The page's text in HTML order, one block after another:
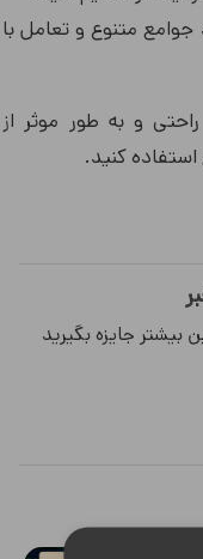
متنوع و تعامل با
و به طور موثر از
کنید.
جایزه بگیرید